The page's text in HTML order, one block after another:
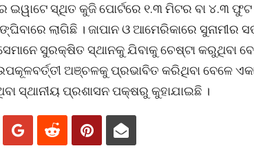
ଇୱାଟେ ସ୍ଥିତ କୁଜି ପୋର୍ଟରେ ୧.୩ ମିଟର ବା
ଲାଗିଛି । ଜାପାନ ଓ ଆମେରିକାରେ ସୁନାମୀର
ସୁରକ୍ଷିତ ସ୍ଥାନକୁ ଯିବାକୁ ଚେଷ୍ଟା କରୁଥିବା
ଅଞ୍ଚଳକୁ ପ୍ରଭାବିତ କରିଥିବା ବେଳେ
ସ୍ଥାନୀୟ ପ୍ରଶାସନ ପକ୍ଷରୁ କୁହାଯାଇଛି ।